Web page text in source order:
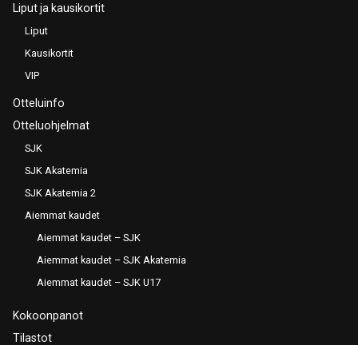
Liput ja kausikortit
Liput
Kausikortit
VIP
Otteluinfo
Otteluohjelmat
SJK
SJK Akatemia
SJK Akatemia 2
Aiemmat kaudet
Aiemmat kaudet – SJK
Aiemmat kaudet – SJK Akatemia
Aiemmat kaudet – SJK U17
Kokoonpanot
Tilastot